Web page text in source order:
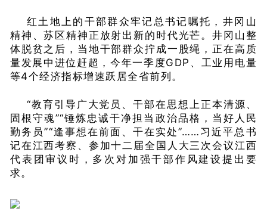
红土地上的干部群众牢记总书记嘱托，井冈山
精神、苏区精神正放射出新的时代光芒。井冈山整
体脱贫之后，当地干部群众拧成一股绳，正在高质
量发展中进位赶超，今年一季度GDP、工业用电量
等4个经济指标增速跃居全省前列。
“教育引导广大党员、干部在思想上正本清源、
固根守魂”“锤炼忠诚干净担当政治品格，当好人民
勤务员”“逢事想在前面、干在实处”……习近平总书
记在江西考察、参加十二届全国人大三次会议江西
代表团审议时，多次对加强干部作风建设提出要
求。